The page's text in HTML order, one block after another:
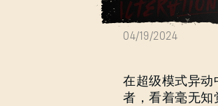
04/19/2024
在超级模式异动
者，看着毫无知